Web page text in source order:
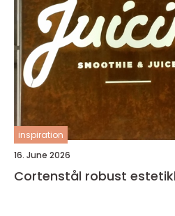
inspiration
16. June 2026
Cortenstål robust